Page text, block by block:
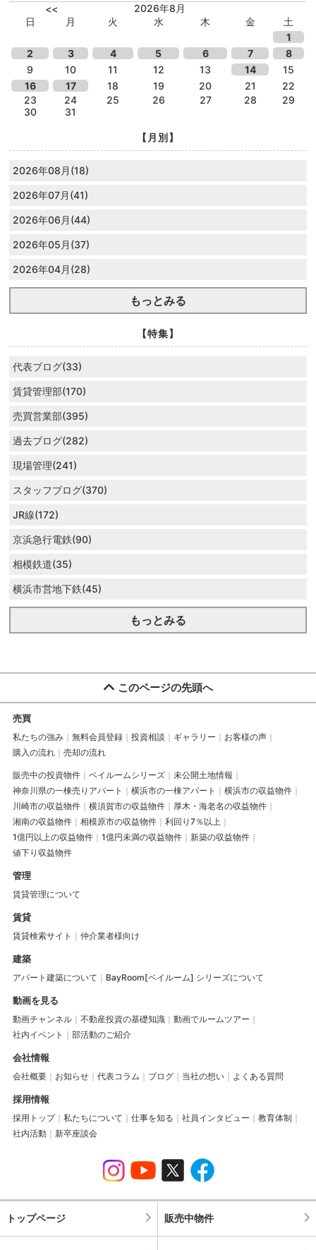
<<
2026年8月
日
月 火 水 木 金
土
1
2
3 4 5 6 7
8
9
10 11 12 13 14
15
16
17 18 19 20 21
22
23
24 25 26 27 28
29
30
31
【月別】
2026年08月(18)
2026年07月(41)
2026年06月(44)
2026年05月(37)
2026年04月(28)
もっとみる
【特集】
代表ブログ(33)
賃貸管理部(170)
売買営業部(395)
過去ブログ(282)
現場管理(241)
スタッフブログ(370)
JR線(172)
京浜急行電鉄(90)
相模鉄道(35)
横浜市営地下鉄(45)
もっとみる
このページの先頭へ
売買
私たちの強み 無料会員登録 投資相談 ギャラリー
お客様の声
購入の流れ
売却の流れ
販売中の投資物件 ベイルームシリーズ
未公開土地情報
神奈川県の一棟売りアパート
横浜市の一棟アパート
横浜市の収益物件
川崎市の収益物件
横須賀市の収益物件
厚木・海老名の収益物件
湘南の収益物件
相模原市の収益物件
利回り7％以上
1億円以上の収益物件
1億円未満の収益物件
新築の収益物件
値下り収益物件
管理
賃貸管理について
賃貸
賃貸検索サイト 仲介業者様向け
建築
アパート建築について BayRoom[ベイルーム] シリーズについて
動画を見る
動画チャンネル 不動産投資の基礎知識
動画でルームツアー
社内イベント
部活動のご紹介
会社情報
会社概要 お知らせ 代表コラム ブログ 当社の想い よくある質問
採用情報
採用トップ 私たちについて 仕事を知る 社員インタビュー
教育体制
社内活動
新卒座談会
トップページ 販売中物件